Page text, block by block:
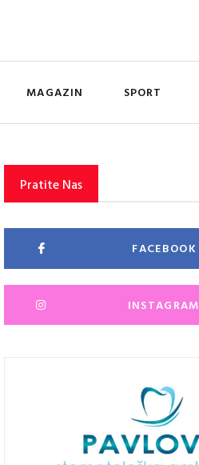
MAGAZIN SPORT
Pratite Nas
FACEBOOK
INSTAGRAM